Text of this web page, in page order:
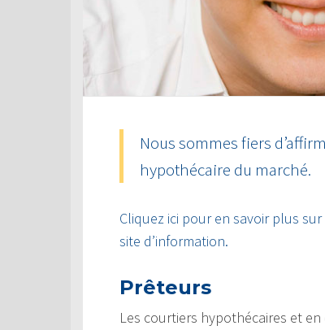
Nous sommes fiers
hypothécaire du marché.
Cliquez ici pour en savoir plus
site d’information.
Prêteurs
Les courtiers hypothécaires et